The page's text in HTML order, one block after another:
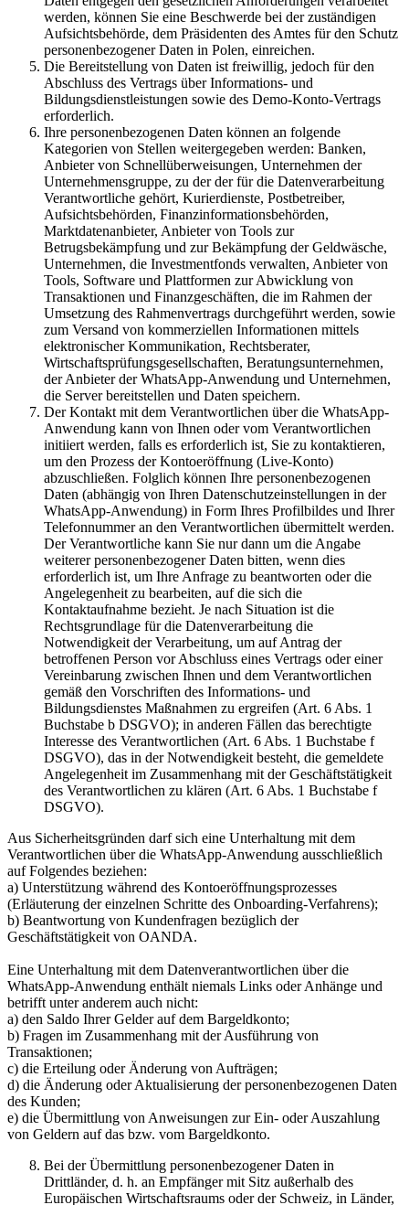
werden, können Sie eine Beschwerde bei der zuständigen
Aufsichtsbehörde, dem Präsidenten des Amtes für den Schutz
personenbezogener Daten in Polen, einreichen.
Die Bereitstellung von Daten ist freiwillig, jedoch für den
Abschluss des Vertrags über Informations- und
Bildungsdienstleistungen sowie des Demo-Konto-Vertrags
erforderlich.
Ihre personenbezogenen Daten können an folgende
Kategorien von Stellen weitergegeben werden: Banken,
Anbieter von Schnellüberweisungen, Unternehmen der
Unternehmensgruppe, zu der der für die Datenverarbeitung
Verantwortliche gehört, Kurierdienste, Postbetreiber,
Aufsichtsbehörden, Finanzinformationsbehörden,
Marktdatenanbieter, Anbieter von Tools zur
Betrugsbekämpfung und zur Bekämpfung der Geldwäsche,
Unternehmen, die Investmentfonds verwalten, Anbieter von
Tools, Software und Plattformen zur Abwicklung von
Transaktionen und Finanzgeschäften, die im Rahmen der
Umsetzung des Rahmenvertrags durchgeführt werden, sowie
zum Versand von kommerziellen Informationen mittels
elektronischer Kommunikation, Rechtsberater,
Wirtschaftsprüfungsgesellschaften, Beratungsunternehmen,
der Anbieter der WhatsApp-Anwendung und Unternehmen,
die Server bereitstellen und Daten speichern.
Der Kontakt mit dem Verantwortlichen über die WhatsApp-
Anwendung kann von Ihnen oder vom Verantwortlichen
initiiert werden, falls es erforderlich ist, Sie zu kontaktieren,
um den Prozess der Kontoeröffnung (Live-Konto)
abzuschließen. Folglich können Ihre personenbezogenen
Daten (abhängig von Ihren Datenschutzeinstellungen in der
WhatsApp-Anwendung) in Form Ihres Profilbildes und Ihrer
Telefonnummer an den Verantwortlichen übermittelt werden.
Der Verantwortliche kann Sie nur dann um die Angabe
weiterer personenbezogener Daten bitten, wenn dies
erforderlich ist, um Ihre Anfrage zu beantworten oder die
Angelegenheit zu bearbeiten, auf die sich die
Kontaktaufnahme bezieht. Je nach Situation ist die
Rechtsgrundlage für die Datenverarbeitung die
Notwendigkeit der Verarbeitung, um auf Antrag der
betroffenen Person vor Abschluss eines Vertrags oder einer
Vereinbarung zwischen Ihnen und dem Verantwortlichen
gemäß den Vorschriften des Informations- und
Bildungsdienstes Maßnahmen zu ergreifen (Art. 6 Abs. 1
Buchstabe b DSGVO); in anderen Fällen das berechtigte
Interesse des Verantwortlichen (Art. 6 Abs. 1 Buchstabe f
DSGVO), das in der Notwendigkeit besteht, die gemeldete
Angelegenheit im Zusammenhang mit der Geschäftstätigkeit
des Verantwortlichen zu klären (Art. 6 Abs. 1 Buchstabe f
DSGVO).
Aus Sicherheitsgründen darf sich eine Unterhaltung mit dem
Verantwortlichen über die WhatsApp-Anwendung ausschließlich
auf Folgendes beziehen:
a) Unterstützung während des Kontoeröffnungsprozesses
(Erläuterung der einzelnen Schritte des Onboarding-Verfahrens);
b) Beantwortung von Kundenfragen bezüglich der
Geschäftstätigkeit von OANDA.
Eine Unterhaltung mit dem Datenverantwortlichen über die
WhatsApp-Anwendung enthält niemals Links oder Anhänge und
betrifft unter anderem auch nicht:
a) den Saldo Ihrer Gelder auf dem Bargeldkonto;
b) Fragen im Zusammenhang mit der Ausführung von
Transaktionen;
c) die Erteilung oder Änderung von Aufträgen;
d) die Änderung oder Aktualisierung der personenbezogenen Daten
des Kunden;
e) die Übermittlung von Anweisungen zur Ein- oder Auszahlung
von Geldern auf das bzw. vom Bargeldkonto.
Bei der Übermittlung personenbezogener Daten in
Drittländer, d. h. an Empfänger mit Sitz außerhalb des
Europäischen Wirtschaftsraums oder der Schweiz, in Länder,